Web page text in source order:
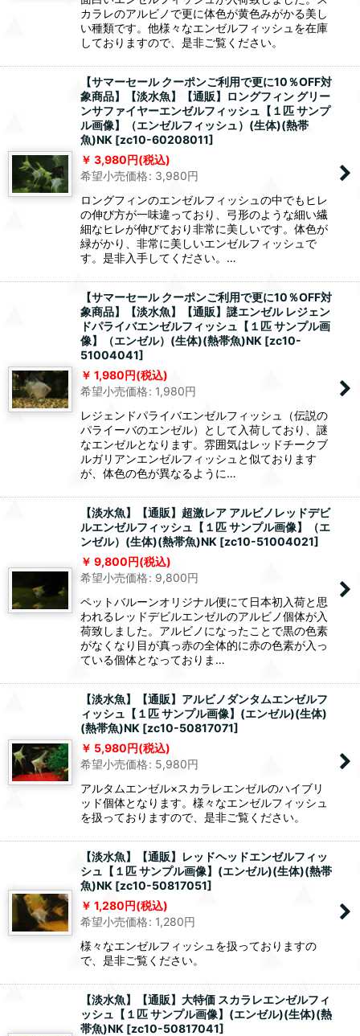
カラレのアルビノで更に体色が黄色みがかる美し
い種類です。他様々なエンゼルフィッシュを在庫
しておりますので、是非ご覧ください。
【サマーセール クーポンご利用で更に10％OFF対
象商品】【淡水魚】【通販】ロングフィン グリー
ンサファイヤーエンゼルフィッシュ【１匹 サンプ
ル画像】（エンゼルフィッシュ）(生体)(熱帯
魚)NK [zc10-60208011]
3,980円(税込)
希望小売価格: 3,980円
ロングフィンのエンゼルフィッシュの中でもヒレ
の伸び方が一味違っており、弓形のような細い繊
細なヒレが伸びており非常に美しいです。体色が
緑がかり、非常に美しいエンゼルフィッシュで
す。是非入手してください。…
【サマーセール クーポンご利用で更に10％OFF対
象商品】【淡水魚】【通販】謎エンゼル レジェン
ドパライバエンゼルフィッシュ【１匹 サンプル画
像】（エンゼル）(生体)(熱帯魚)NK [zc10-
51004041]
1,980円(税込)
希望小売価格: 1,980円
レジェンドパライバエンゼルフィッシュ（伝説の
パライーバのエンゼル）として入荷しており、謎
なエンゼルとなります。雰囲気はレッドチークブ
ルガリアンエンゼルフィッシュと似ております
が、体色の色が異なるように…
【淡水魚】【通販】超激レア アルビノレッドデビ
ルエンゼルフィッシュ【１匹 サンプル画像】（エ
ンゼル）(生体)(熱帯魚)NK [zc10-51004021]
9,800円(税込)
希望小売価格: 9,800円
ペットバルーンオリジナル便にて日本初入荷と思
われるレッドデビルエンゼルのアルビノ個体が入
荷致しました。アルビノになったことで黒の色素
がなくなり目が真っ赤の全体的に赤の色素が入っ
ている個体となっておりま…
【淡水魚】【通販】アルビノダンタムエンゼルフ
ィッシュ【１匹 サンプル画像】(エンゼル)(生体)
(熱帯魚)NK [zc10-50817071]
5,980円(税込)
希望小売価格: 5,980円
アルタムエンゼル×スカラレエンゼルのハイブリ
ッド個体となります。様々なエンゼルフィッシュ
を扱っておりますので、是非ご覧ください。
【淡水魚】【通販】レッドヘッドエンゼルフィッ
シュ【１匹 サンプル画像】(エンゼル)(生体)(熱帯
魚)NK [zc10-50817051]
1,280円(税込)
希望小売価格: 1,280円
様々なエンゼルフィッシュを扱っておりますの
で、是非ご覧ください。
【淡水魚】【通販】大特価 スカラレエンゼルフィ
ッシュ【１匹 サンプル画像】(エンゼル)(生体)(熱
帯魚)NK [zc10-50817041]